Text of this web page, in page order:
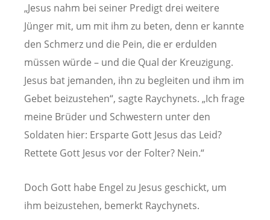
„Jesus nahm bei seiner Predigt drei weitere
Jünger mit, um mit ihm zu beten, denn er kannte
den Schmerz und die Pein, die er erdulden
müssen würde – und die Qual der Kreuzigung.
Jesus bat jemanden, ihn zu begleiten und ihm im
Gebet beizustehen“, sagte Raychynets. „Ich frage
meine Brüder und Schwestern unter den
Soldaten hier: Ersparte Gott Jesus das Leid?
Rettete Gott Jesus vor der Folter? Nein.“
Doch Gott habe Engel zu Jesus geschickt, um
ihm beizustehen, bemerkt Raychynets.